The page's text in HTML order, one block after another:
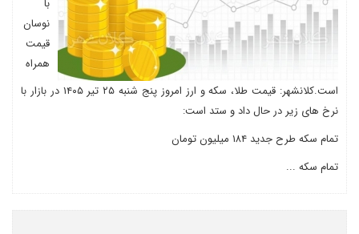
با
نوسان
قیمت
همراه
است.کلانشهر: قیمت طلا، سکه و ارز امروز پنج شنبه ۲۵ تیر ۱۴۰۵ در بازار با
نرخ های زیر در حال داد و ستد است:
تمام سکه طرح جدید ۱۸۴ میلیون تومان
تمام سکه ...